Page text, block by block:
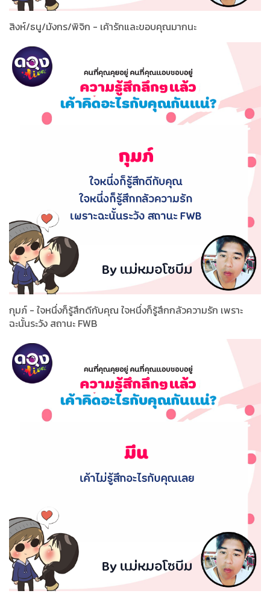
สิงห์/ธนู/มังกร/พิจิก - เค้ารักและขอบคุณมากนะ
กุมภ์ - ใจหนึ่งก็รู้สึกดีกับคุณ ใจหนึ่งก็รู้สึกกลัวความรัก เพราะ
ฉะนั้นระวัง สถานะ FWB